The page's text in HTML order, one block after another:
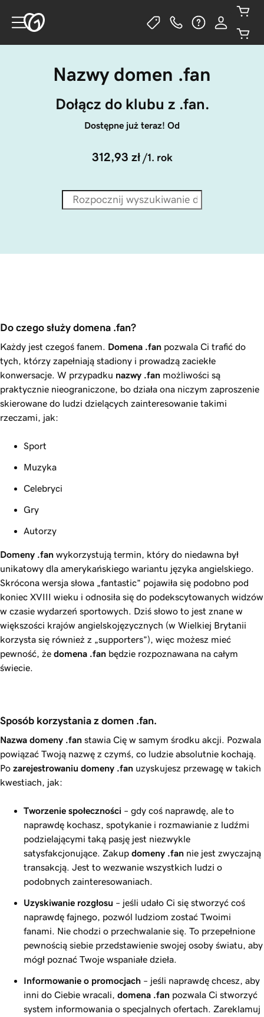
Nazwy domen .fan
Dołącz do klubu z .fan.
Dostępne już teraz! Od
312,93 zł /1. rok
Do czego służy domena .fan?
Każdy jest czegoś fanem. Domena .fan pozwala Ci trafić do
tych, którzy zapełniają stadiony i prowadzą zaciekłe
konwersacje. W przypadku nazwy .fan możliwości są
praktycznie nieograniczone, bo działa ona niczym zaproszenie
skierowane do ludzi dzielących zainteresowanie takimi
rzeczami, jak:
Sport
Muzyka
Celebryci
Gry
Autorzy
Domeny .fan wykorzystują termin, który do niedawna był
unikatowy dla amerykańskiego wariantu języka angielskiego.
Skrócona wersja słowa „fantastic” pojawiła się podobno pod
koniec XVIII wieku i odnosiła się do podekscytowanych widzów
w czasie wydarzeń sportowych. Dziś słowo to jest znane w
większości krajów angielskojęzycznych (w Wielkiej Brytanii
korzysta się również z „supporters”), więc możesz mieć
pewność, że domena .fan będzie rozpoznawana na całym
świecie.
Sposób korzystania z domen .fan.
Nazwa domeny .fan stawia Cię w samym środku akcji. Pozwala
powiązać Twoją nazwę z czymś, co ludzie absolutnie kochają.
Po zarejestrowaniu domeny .fan uzyskujesz przewagę w takich
kwestiach, jak:
Tworzenie społeczności – gdy coś naprawdę, ale to
naprawdę kochasz, spotykanie i rozmawianie z ludźmi
podzielającymi taką pasję jest niezwykle
satysfakcjonujące. Zakup domeny .fan nie jest zwyczajną
transakcją. Jest to wezwanie wszystkich ludzi o
podobnych zainteresowaniach.
Uzyskiwanie rozgłosu – jeśli udało Ci się stworzyć coś
naprawdę fajnego, pozwól ludziom zostać Twoimi
fanami. Nie chodzi o przechwalanie się. To przepełnione
pewnością siebie przedstawienie swojej osoby światu, aby
mógł poznać Twoje wspaniałe dzieła.
Informowanie o promocjach – jeśli naprawdę chcesz, aby
inni do Ciebie wracali, domena .fan pozwala Ci stworzyć
system informowania o specjalnych ofertach. Zareklamuj